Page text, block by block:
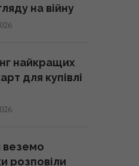
на війну
найкращих
для купівлі
веземо
розповіли